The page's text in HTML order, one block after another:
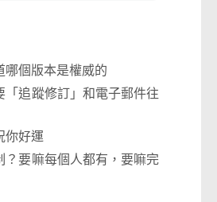
哪個版本是權威的
「追蹤修訂」和電子郵件往
你好運
？要嘛每個人都有，要嘛完